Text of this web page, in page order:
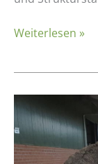
Weiterlesen »